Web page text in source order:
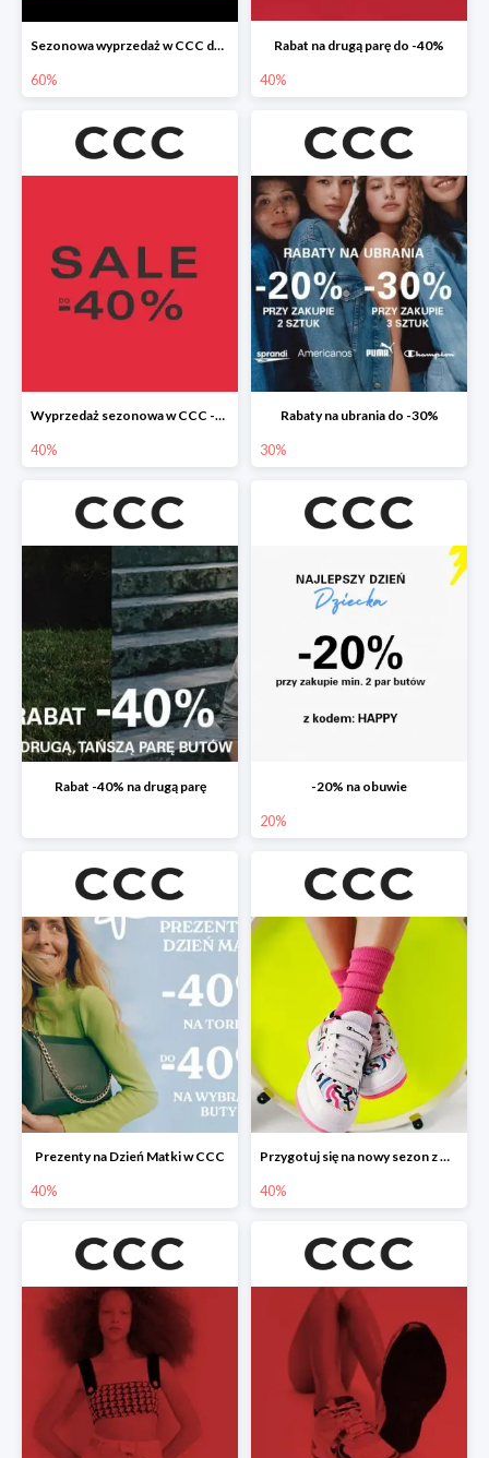
Sezonowa wyprzedaż w CCC do -60%
60%
Rabat na drugą parę do -40%
40%
Wyprzedaż sezonowa w CCC -40%
40%
Rabaty na ubrania do -30%
30%
Rabat -40% na drugą parę -20% na obuwie
20%
Prezenty na Dzień Matki w CCC
40%
Przygotuj się na nowy sezon z CCC - druga para -40%
40%